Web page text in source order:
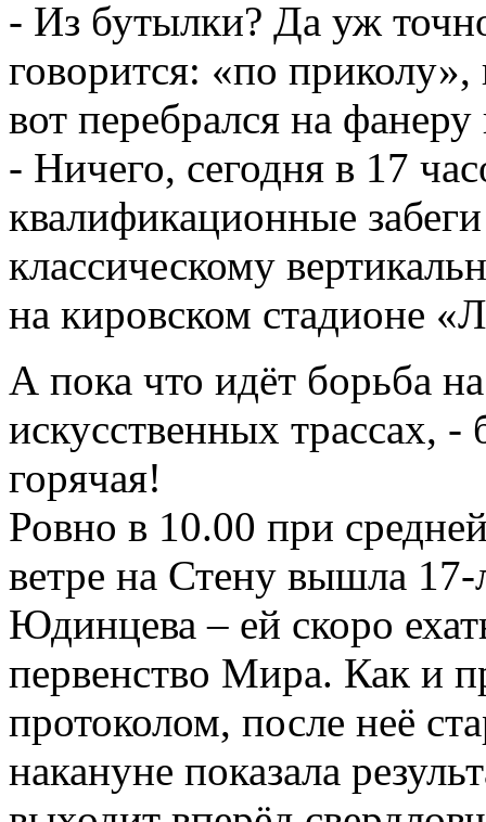
- Из бутылки? Да уж
говорится: «по
вот перебрался на
- Ничего, сегодня в 17
квалификационные
классическому
на кировском стадионе
А пока что идёт борьба
искусственных трассах, -
горячая!
Ровно в 10.00 при
ветре на Стену вышла 17-
Юдинцева – ей скоро
первенство Мира. Как и
протоколом, после неё
накануне показала